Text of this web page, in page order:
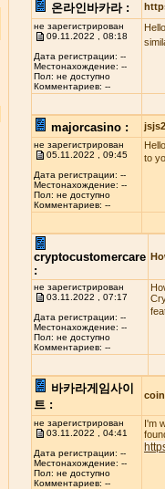
온라인바카라 :
не зарегистрирован
09.11.2022 , 08:18
Дата регистрации: --
Местонахождение: --
Пол: не доступно
Комментариев: --
majorcasino :
не зарегистрирован
05.11.2022 , 09:45
Дата регистрации: --
Местонахождение: --
Пол: не доступно
Комментариев: --
to
cryptocustomercare
:
не зарегистрирован
03.11.2022 , 07:17
Дата регистрации: --
Местонахождение: --
Пол: не доступно
Комментариев: --
바카라게임사이
트 :
не зарегистрирован
03.11.2022 , 04:41
Дата регистрации: --
Местонахождение: --
Пол: не доступно
Комментариев: --
I'm